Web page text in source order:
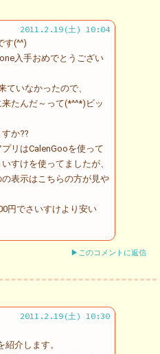
2011.2.19(土) 10:04
す(^^)
入手おめでとうござい
ていなかったので、
たんだ～って(*^^*)ビッ
すか⁇
リはCalenGooを使って
すけを使ってましたが、
表示はこちらの方が見や
円でさいすけより安い
▶このコメントに返信
2011.2.19(土) 10:30
紹介します。